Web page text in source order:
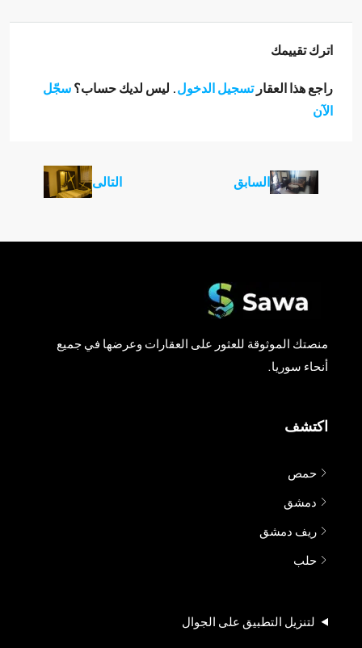
اترك تقييمك
راجع هذا العقارتسجيل الدخول. ليس لديك حساب؟سجّل
الآن
السابق التالى
منصتك الموثوقة للعثور على العقارات وعرضها في جميع
أنحاء سوريا.
اكتشف
حمص
دمشق
ريف دمشق
حلب
لتنزيل التطبيق على الجوال